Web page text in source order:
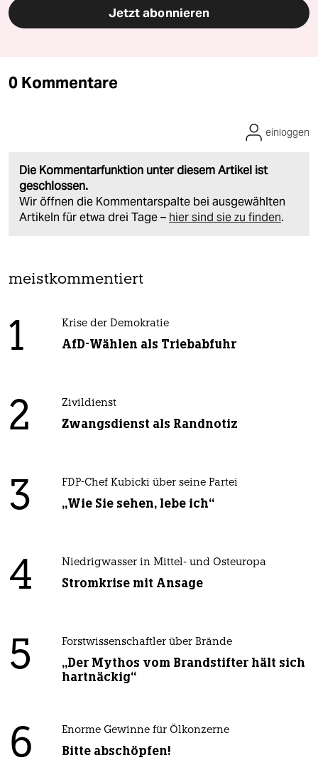
Jetzt abonnieren
0 Kommentare
Die Kommentarfunktion unter diesem Artikel ist
geschlossen.
Wir öffnen die Kommentarspalte bei ausgewählten
Artikeln für etwa drei Tage – hier sind sie zu finden.
einloggen
meistkommentiert
1 Krise der Demokratie
AfD-Wählen als Triebabfuhr
2 Zivildienst
Zwangsdienst als Randnotiz
3 FDP-Chef Kubicki über seine Partei
„Wie Sie sehen, lebe ich“
4 Niedrigwasser in Mittel- und Osteuropa
Stromkrise mit Ansage
5 Forstwissenschaftler über Brände
„Der Mythos vom Brandstifter hält sich
hartnäckig“
6 Enorme Gewinne für Ölkonzerne
Bitte abschöpfen!